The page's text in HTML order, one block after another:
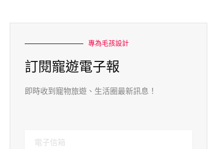
專為毛孩設計
訂閱寵遊電子報
即時收到寵物旅遊、生活圈最新訊息！